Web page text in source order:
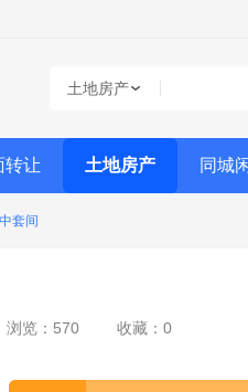
土地房产
转让 土地房产 同城
套间
浏览：570 收藏：0